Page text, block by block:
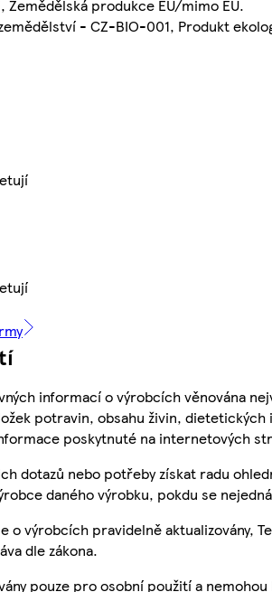
Zemědělská produkce EU/mimo EU.
- CZ-BIO-001, Produkt
informací o výrobcích věnována
potravin, obsahu živin,
poskytnuté na internetových
dotazů nebo potřeby získat radu
daného výrobku, pokdu se
o výrobcích pravidelně aktualizovány,
dle zákona.
pouze pro osobní použití a